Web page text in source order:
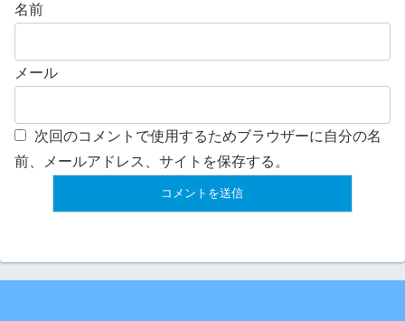
名前
メール
次回のコメントで使用するためブラウザーに自分の名
前、メールアドレス、サイトを保存する。